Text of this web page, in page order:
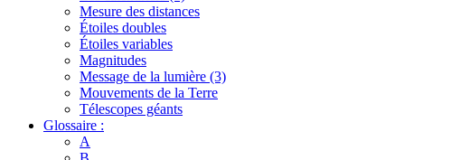
Mesure des distances
Étoiles doubles
Étoiles variables
Magnitudes
Message de la lumière (3)
Mouvements de la Terre
Télescopes géants
Glossaire :
A